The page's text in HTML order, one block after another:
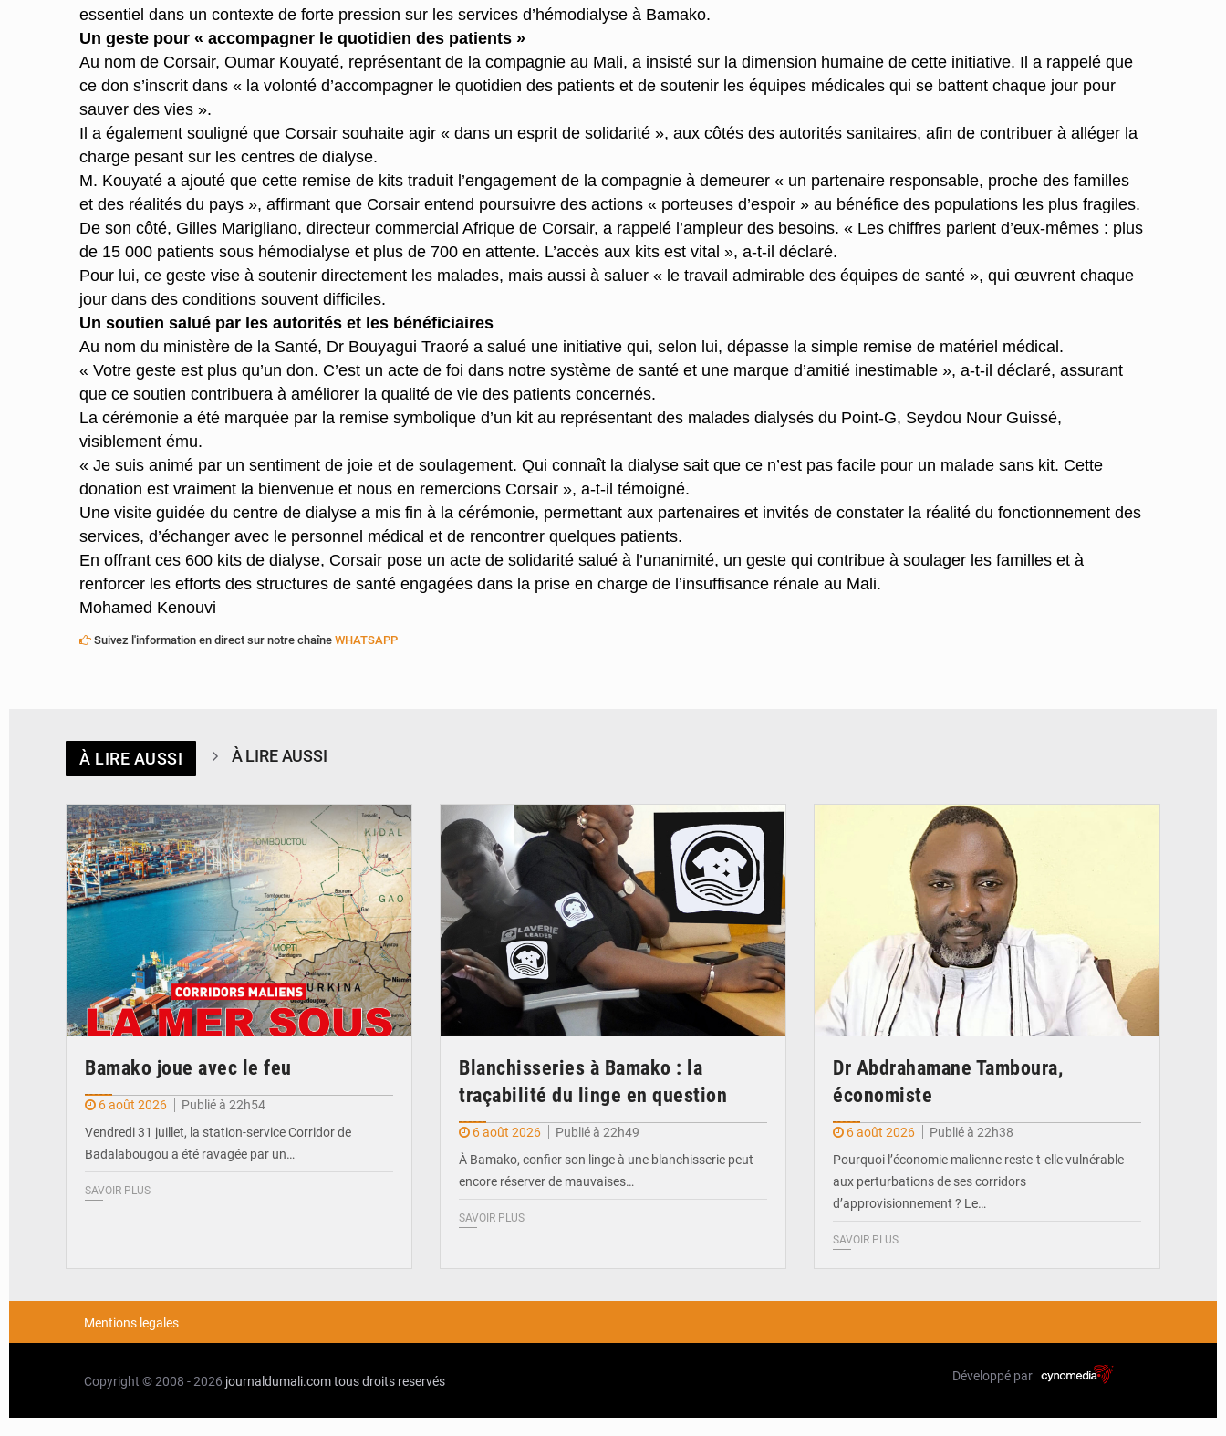
essentiel dans un contexte de forte pression sur les services d’hémodialyse à Bamako.
Un geste pour « accompagner le quotidien des patients »
Au nom de Corsair, Oumar Kouyaté, représentant de la compagnie au Mali, a insisté sur la dimension humaine de cette initiative. Il a rappelé que
ce don s’inscrit dans « la volonté d’accompagner le quotidien des patients et de soutenir les équipes médicales qui se battent chaque jour pour
sauver des vies ».
Il a également souligné que Corsair souhaite agir « dans un esprit de solidarité », aux côtés des autorités sanitaires, afin de contribuer à alléger la
charge pesant sur les centres de dialyse.
M. Kouyaté a ajouté que cette remise de kits traduit l’engagement de la compagnie à demeurer « un partenaire responsable, proche des familles
et des réalités du pays », affirmant que Corsair entend poursuivre des actions « porteuses d’espoir » au bénéfice des populations les plus fragiles.
De son côté, Gilles Marigliano, directeur commercial Afrique de Corsair, a rappelé l’ampleur des besoins. « Les chiffres parlent d’eux-mêmes : plus
de 15 000 patients sous hémodialyse et plus de 700 en attente. L’accès aux kits est vital », a-t-il déclaré.
Pour lui, ce geste vise à soutenir directement les malades, mais aussi à saluer « le travail admirable des équipes de santé », qui œuvrent chaque
jour dans des conditions souvent difficiles.
Un soutien salué par les autorités et les bénéficiaires
Au nom du ministère de la Santé, Dr Bouyagui Traoré a salué une initiative qui, selon lui, dépasse la simple remise de matériel médical.
« Votre geste est plus qu’un don. C’est un acte de foi dans notre système de santé et une marque d’amitié inestimable », a-t-il déclaré, assurant
que ce soutien contribuera à améliorer la qualité de vie des patients concernés.
La cérémonie a été marquée par la remise symbolique d’un kit au représentant des malades dialysés du Point-G, Seydou Nour Guissé,
visiblement ému.
« Je suis animé par un sentiment de joie et de soulagement. Qui connaît la dialyse sait que ce n’est pas facile pour un malade sans kit. Cette
donation est vraiment la bienvenue et nous en remercions Corsair », a-t-il témoigné.
Une visite guidée du centre de dialyse a mis fin à la cérémonie, permettant aux partenaires et invités de constater la réalité du fonctionnement des
services, d’échanger avec le personnel médical et de rencontrer quelques patients.
En offrant ces 600 kits de dialyse, Corsair pose un acte de solidarité salué à l’unanimité, un geste qui contribue à soulager les familles et à
renforcer les efforts des structures de santé engagées dans la prise en charge de l’insuffisance rénale au Mali.
Mohamed Kenouvi
Suivez l'information en direct sur notre chaîne WHATSAPP
À LIRE AUSSI À LIRE AUSSI
© JDM
Bamako joue avec le feu
6 août 2026
Publié à 22h54
Vendredi 31 juillet, la station-service Corridor de
Badalabougou a été ravagée par un…
SAVOIR PLUS
Blanchisseries à Bamako : la
traçabilité du linge en question
6 août 2026
Publié à 22h49
À Bamako, confier son linge à une blanchisserie peut
encore réserver de mauvaises…
SAVOIR PLUS
Dr Abdrahamane Tamboura,
économiste
6 août 2026
Publié à 22h38
Pourquoi l’économie malienne reste-t-elle vulnérable
aux perturbations de ses corridors
d’approvisionnement ? Le…
SAVOIR PLUS
Mentions legales
Copyright © 2008 - 2026 journaldumali.comtous droits reservés Développé par